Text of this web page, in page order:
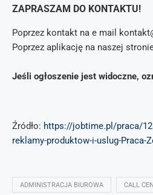
ZAPRASZAM DO KONTAKTU!
Poprzez kontakt na e mail
Poprzez aplikację na naszej
Jeśli ogłoszenie jest widoczne,
Źródło: https://jobtime.pl/praca/
reklamy-produktow-i-uslug-Praca-
ADMINISTRACJA BIUROWA CALL